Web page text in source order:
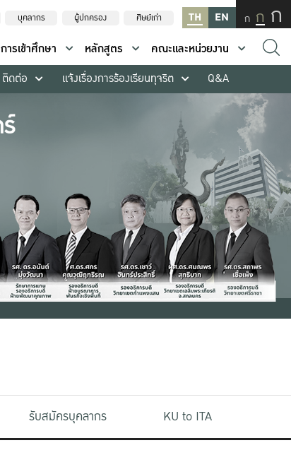
บุคลากร ผู้ปกครอง ศิษย์เก่า TH EN ก ก ก
การเข้าศึกษา หลักสูตร
คณะและหน่วยงาน
ติดต่อ แจ้งเรื่องการร้องเรียนทุจริต Q&A
รับสมัครบุคลากร KU to ITA